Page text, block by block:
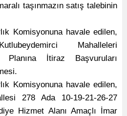
taşınmazın satış talebinin
Komisyonuna havale edilen,
Kutlubeydemirci Mahalleleri
İtiraz Başvuruları
Komisyonuna havale edilen,
278 Ada 10-19-21-26-27
Hizmet Alanı Amaçlı İmar